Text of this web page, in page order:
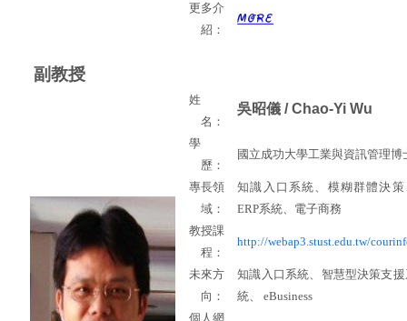
更多介
紹：
副教授
姓
名：
吳昭儀 / Chao-Yi Wu
學
歷：
國立成功大學工業與資訊管理博
專長領
域：
知識入口系統、模糊群體決策
ERP系統、電子商務
教授課
程：
http://webap3.stust.edu.tw/
未來方
向：
知識入口系統、智慧型決策支援
統、
eBusiness
個人網